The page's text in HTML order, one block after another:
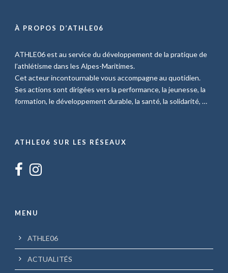
À PROPOS D’ATHLE06
ATHLE06 est au service du développement de la pratique de
l’athlétisme dans les Alpes-Maritimes.
Cet acteur incontournable vous accompagne au quotidien.
Ses actions sont dirigées vers la performance, la jeunesse, la
formation, le développement durable, la santé, la solidarité, …
ATHLE06 SUR LES RÉSEAUX
MENU
ATHLE06
ACTUALITÉS